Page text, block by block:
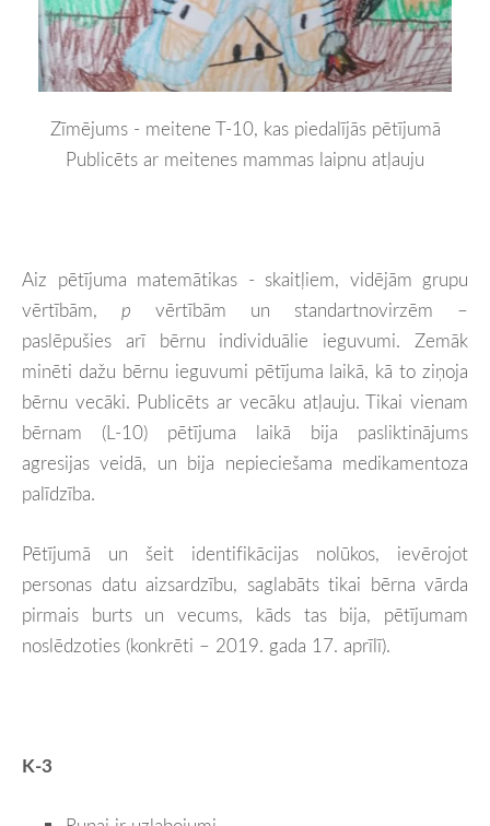
Zīmējums - meitene T-10, kas piedalījās pētījumā
Publicēts ar meitenes mammas laipnu atļauju
Aiz pētījuma matemātikas - skaitļiem, vidējām grupu
vērtībām, p vērtībām un standartnovirzēm –
paslēpušies arī bērnu individuālie ieguvumi. Zemāk
minēti dažu bērnu ieguvumi pētījuma laikā, kā to ziņoja
bērnu vecāki. Publicēts ar vecāku atļauju. Tikai vienam
bērnam (L-10) pētījuma laikā bija pasliktinājums
agresijas veidā, un bija nepieciešama medikamentoza
palīdzība.
Pētījumā un šeit identifikācijas nolūkos, ievērojot
personas datu aizsardzību, saglabāts tikai bērna vārda
pirmais burts un vecums, kāds tas bija, pētījumam
noslēdzoties (konkrēti – 2019. gada 17. aprīlī).
K-3